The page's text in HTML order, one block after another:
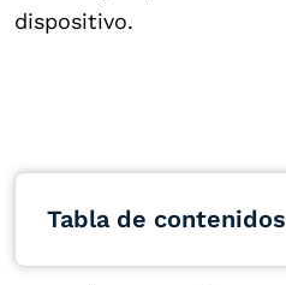
dispositivo.
Tabla de contenidos